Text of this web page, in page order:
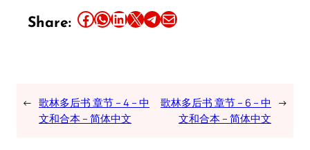
Share: Share this article on Facebook Share this article on WhatsApp Share this article on LinkedIn Share this article on X Share this article on TelegramEmail this Article
← 歌林多后书 章节 – 4 – 中
文和合本 – 简体中文
歌林多后书 章节 – 6 – 中
文和合本 – 简体中文
→